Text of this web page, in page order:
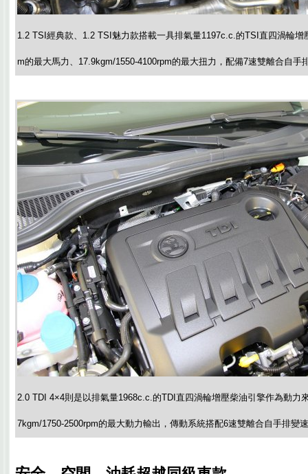
1.2 TSI經典款、1.2 TSI魅力款搭載一具排氣量1197c.c.的TSI直四渦輪增
m的最大馬力、17.9kgm/1550-4100rpm的最大扭力，配備7速雙離合自手
2.0 TDI 4×4則是以排氣量1968c.c.的TDI直四渦輪增壓柴油引擎作為動力
7kgm/1750-2500rpm的最大動力輸出，傳動系統搭配6速雙離合自手排變